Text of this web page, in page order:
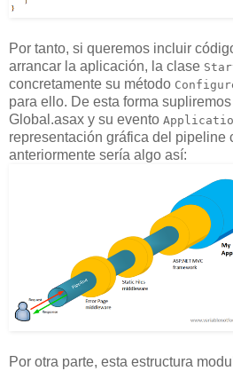
Por tanto, si queremos incluir
arrancar la aplicación, la clase
concretamente su método
para ello. De esta forma
Global.asax y su evento
representación gráfica del pipeline
anteriormente sería algo así:
Por otra parte, esta estructura